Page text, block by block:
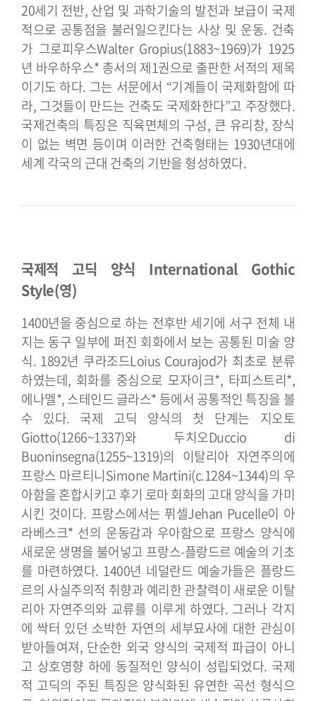
20세기 전반, 산업 및 과학기술의 발전과 보급이 국제
적으로 공통점을 불러일으킨다는 사상 및 운동. 건축
가 그로피우스Walter Gropius(1883~1969)가 1925
년 바우하우스* 총서의 제1권으로 출판한 서적의 제목
이기도 하다. 그는 서문에서 “기계들이 국제화함에 따
라, 그것들이 만드는 건축도 국제화한다”고 주장했다.
국제건축의 특징은 직육면체의 구성, 큰 유리창, 장식
이 없는 벽면 등이며 이러한 건축형태는 1930년대에
세계 각국의 근대 건축의 기반을 형성하였다.
국제적 고딕 양식 International Gothic
Style(영)
1400년을 중심으로 하는 전후반 세기에 서구 전체 내
지는 동구 일부에 퍼진 회화에서 보는 공통된 미술 양
식. 1892년 쿠라조드Loius Courajod가 최초로 분류
하였는데, 회화를 중심으로 모자이크*, 타피스트리*,
에나멜*, 스테인드 글라스* 등에서 공통적인 특징을 볼
수 있다. 국제 고딕 양식의 첫 단계는 지오토
Giotto(1266~1337)와 두치오Duccio di
Buoninsegna(1255~1319)의 이탈리아 자연주의에
프랑스 마르티니Simone Martini(c.1284~1344)의 우
아함을 혼합시키고 후기 로마 회화의 고대 양식을 가미
시킨 것이다. 프랑스에서는 퓌셀Jehan Pucelle이 아
라베스크* 선의 운동감과 우아함으로 프랑스 양식에
새로운 생명을 불어넣고 프랑스-플랑드르 예술의 기초
를 마련하였다. 1400년 네덜란드 예술가들은 플랑드
르의 사실주의적 취향과 예리한 관찰력이 새로운 이탈
리아 자연주의와 교류를 이루게 하였다. 그러나 각지
에 싹터 있던 소박한 자연의 세부묘사에 대한 관심이
받아들여져, 단순한 외국 양식의 국제적 파급이 아니
고 상호영향 하에 동질적인 양식이 성립되었다. 국제
적 고딕의 주된 특징은 양식화된 유연한 곡선 형식으